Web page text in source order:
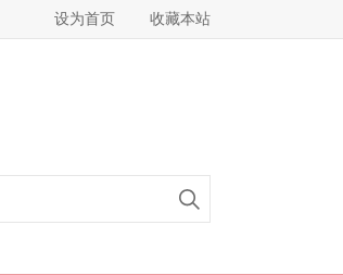
设为首页 收藏本站